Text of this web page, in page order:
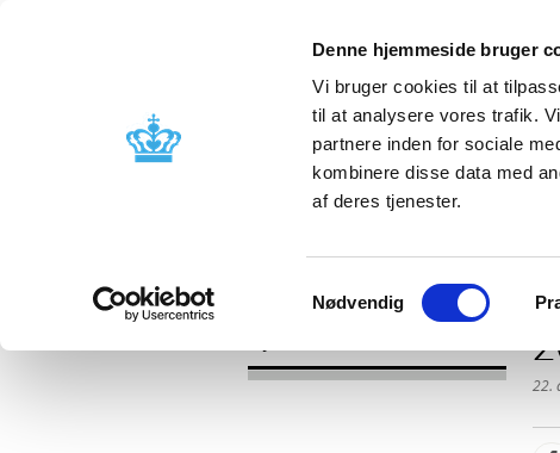
Denne hjemmeside bruger
Vi bruger cookies til at
til at analysere vores trafik.
partnere inden for sociale
kombinere disse data med
af deres tjenester.
Samtykkevalg
Nødvendig
Godkendelse og
Bivirkninger og
22.